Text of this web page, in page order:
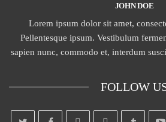
JOHN DOE
Lorem ipsum dolor sit amet,
Pellentesque ipsum. Vestibulum
sapien nunc, commodo et, interdum
FOLLOW